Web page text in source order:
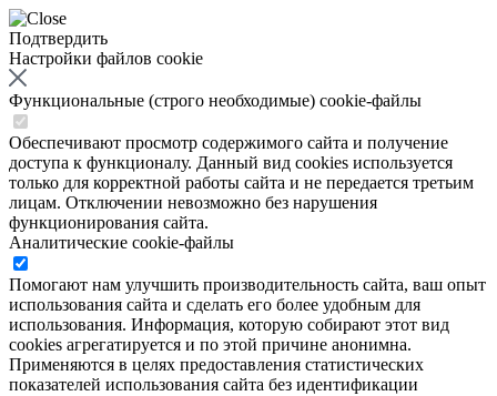
Подтвердить
Настройки файлов cookie
Функциональные (строго необходимые) cookie-файлы
Обеспечивают просмотр содержимого сайта и получение
доступа к функционалу. Данный вид cookies используется
только для корректной работы сайта и не передается третьим
лицам. Отключении невозможно без нарушения
функционирования сайта.
Аналитические cookie-файлы
Помогают нам улучшить производительность сайта, ваш опыт
использования сайта и сделать его более удобным для
использования. Информация, которую собирают этот вид
cookies агрегатируется и по этой причине анонимна.
Применяются в целях предоставления статистических
показателей использования сайта без идентификации